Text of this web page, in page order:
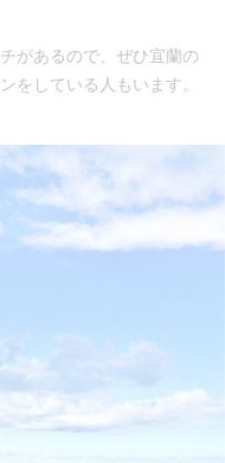
があるので、ぜひ宜蘭の
をしている人もいます。